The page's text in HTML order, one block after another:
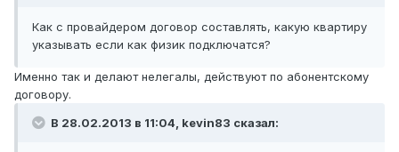
Как с провайдером договор составлять, какую квартиру
указывать если как физик подключатся?
Именно так и делают нелегалы, действуют по абонентскому
договору.
В 28.02.2013 в 11:04, kevin83 сказал: